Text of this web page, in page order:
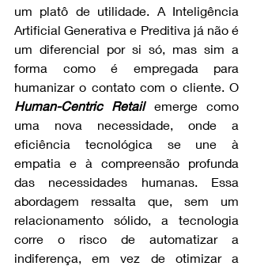
um platô de utilidade. A Inteligência
Artificial Generativa e Preditiva já não é
um diferencial por si só, mas sim a
forma como é empregada para
Human-Centric Retail emerge como
uma nova necessidade, onde a
eficiência tecnológica se une à
empatia e à compreensão profunda
das necessidades humanas. Essa
abordagem ressalta que, sem um
relacionamento sólido, a tecnologia
corre o risco de automatizar a
indiferença, em vez de otimizar a